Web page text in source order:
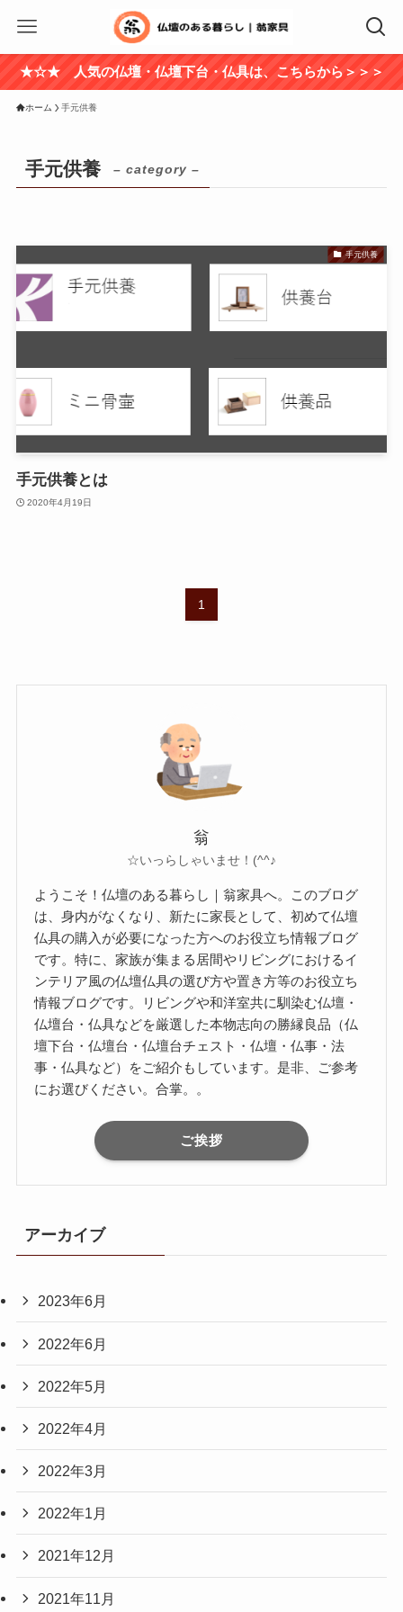
★☆★ 人気の仏壇・仏壇下台・仏具は、こちらから＞＞＞
ホーム 手元供養
手元供養 – category –
手元供養
手元供養とは
2020年4月19日
1
翁
☆いっらしゃいませ！(^^♪
ようこそ！仏壇のある暮らし｜翁家具へ。このブログ
は、身内がなくなり、新たに家長として、初めて仏壇
仏具の購入が必要になった方へのお役立ち情報ブログ
です。特に、家族が集まる居間やリビングにおけるイ
ンテリア風の仏壇仏具の選び方や置き方等のお役立ち
情報ブログです。リビングや和洋室共に馴染む仏壇・
仏壇台・仏具などを厳選した本物志向の勝縁良品（仏
壇下台・仏壇台・仏壇台チェスト・仏壇・仏事・法
事・仏具など）をご紹介もしています。是非、ご参考
にお選びください。合掌。。
ご挨拶
アーカイブ
2023年6月
2022年6月
2022年5月
2022年4月
2022年3月
2022年1月
2021年12月
2021年11月